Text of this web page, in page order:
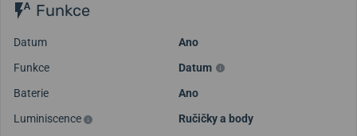
Funkce
Datum
Ano
Funkce
Datum
Baterie
Ano
Luminiscence
Ručičky a body